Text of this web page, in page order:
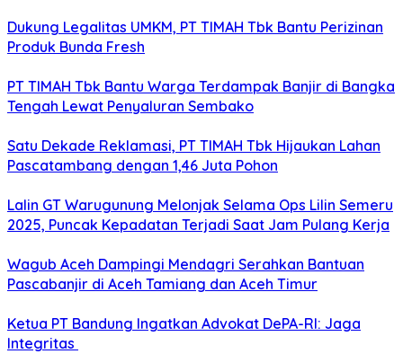
Dukung Legalitas UMKM, PT TIMAH Tbk Bantu Perizinan
Produk Bunda Fresh
PT TIMAH Tbk Bantu Warga Terdampak Banjir di Bangka
Tengah Lewat Penyaluran Sembako
Satu Dekade Reklamasi, PT TIMAH Tbk Hijaukan Lahan
Pascatambang dengan 1,46 Juta Pohon
Lalin GT Warugunung Melonjak Selama Ops Lilin Semeru
2025, Puncak Kepadatan Terjadi Saat Jam Pulang Kerja
Wagub Aceh Dampingi Mendagri Serahkan Bantuan
Pascabanjir di Aceh Tamiang dan Aceh Timur
Ketua PT Bandung Ingatkan Advokat DePA-RI: Jaga
Integritas